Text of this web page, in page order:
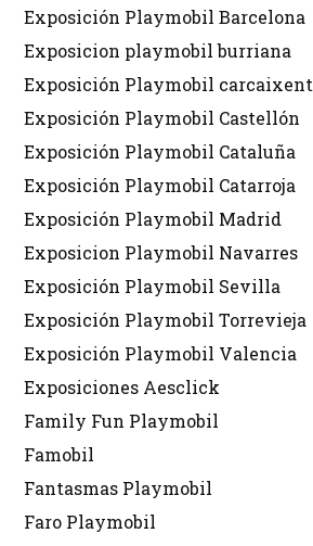
Exposición Playmobil Barcelona
Exposicion playmobil burriana
Exposición Playmobil carcaixent
Exposición Playmobil Castellón
Exposición Playmobil Cataluña
Exposición Playmobil Catarroja
Exposición Playmobil Madrid
Exposicion Playmobil Navarres
Exposición Playmobil Sevilla
Exposición Playmobil Torrevieja
Exposición Playmobil Valencia
Exposiciones Aesclick
Family Fun Playmobil
Famobil
Fantasmas Playmobil
Faro Playmobil